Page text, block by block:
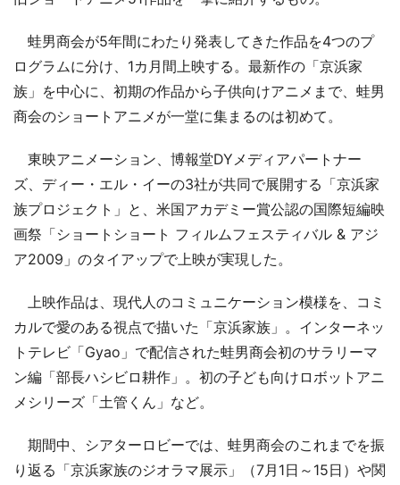
蛙男商会が5年間にわたり発表してきた作品を4つのプ
ログラムに分け、1カ月間上映する。最新作の「京浜家
族」を中心に、初期の作品から子供向けアニメまで、蛙男
商会のショートアニメが一堂に集まるのは初めて。
東映アニメーション、博報堂DYメディアパートナー
ズ、ディー・エル・イーの3社が共同で展開する「京浜家
族プロジェクト」と、米国アカデミー賞公認の国際短編映
画祭「ショートショート フィルムフェスティバル & アジ
ア2009」のタイアップで上映が実現した。
上映作品は、現代人のコミュニケーション模様を、コミ
カルで愛のある視点で描いた「京浜家族」。インターネッ
トテレビ「Gyao」で配信された蛙男商会初のサラリーマ
ン編「部長ハシビロ耕作」。初の子ども向けロボットアニ
メシリーズ「土管くん」など。
期間中、シアターロビーでは、蛙男商会のこれまでを振
り返る「京浜家族のジオラマ展示」（7月1日～15日）や関